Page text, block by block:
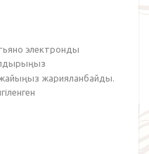
электронды
жарияланбайды.